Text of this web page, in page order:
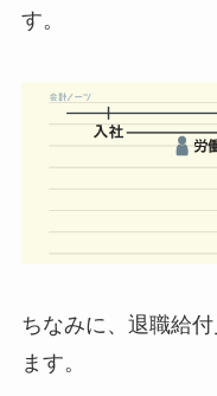
す。
ちなみに、 退職給
ます。